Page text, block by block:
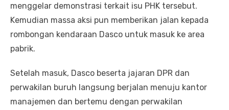
menggelar demonstrasi terkait isu PHK tersebut.
Kemudian massa aksi pun memberikan jalan kepada
rombongan kendaraan Dasco untuk masuk ke area
pabrik.
Setelah masuk, Dasco beserta jajaran DPR dan
perwakilan buruh langsung berjalan menuju kantor
manajemen dan bertemu dengan perwakilan